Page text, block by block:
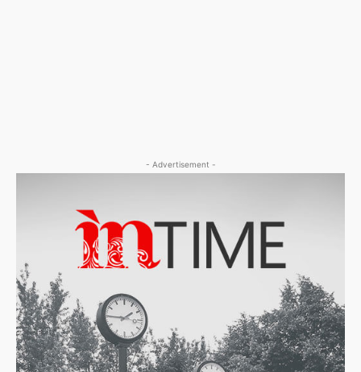
- Advertisement -